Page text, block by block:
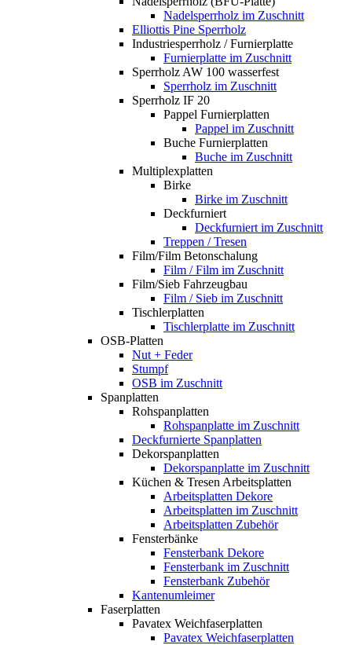
Nadelsperrholz im Zuschnitt
Elliottis Pine Sperrholz
Industriesperrholz / Furnierplatte
Furnierplatte im Zuschnitt
Sperrholz AW 100 wasserfest
Sperrholz im Zuschnitt
Sperrholz IF 20
Pappel Furnierplatten
Pappel im Zuschnitt
Buche Furnierplatten
Buche im Zuschnitt
Multiplexplatten
Birke
Birke im Zuschnitt
Deckfurniert
Deckfurniert im Zuschnitt
Treppen / Tresen
Film/Film Betonschalung
Film / Film im Zuschnitt
Film/Sieb Fahrzeugbau
Film / Sieb im Zuschnitt
Tischlerplatten
Tischlerplatte im Zuschnitt
OSB-Platten
Nut + Feder
Stumpf
OSB im Zuschnitt
Spanplatten
Rohspanplatten
Rohspanplatte im Zuschnitt
Deckfurnierte Spanplatten
Dekorspanplatten
Dekorspanplatte im Zuschnitt
Küchen & Tresen Arbeitsplatten
Arbeitsplatten Dekore
Arbeitsplatten im Zuschnitt
Arbeitsplatten Zubehör
Fensterbänke
Fensterbank Dekore
Fensterbank im Zuschnitt
Fensterbank Zubehör
Kantenumleimer
Faserplatten
Pavatex Weichfaserplatten
Pavatex Weichfaserplatten